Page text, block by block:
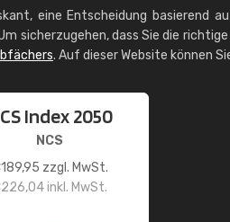
eine Entscheidung basierend
sicherzugehen, dass Sie die
. Auf dieser Website können
Index 2050
NCS
189,95 zzgl. MwSt.
226,04inkl. MwSt.